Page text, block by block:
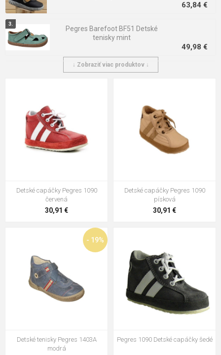
63,84 €
Pegres Barefoot BF51 Detské
tenisky mint
49,98 €
Pegres 1706 Bosé Detské zimné
Pegres Barefoot BF32 Detské
Pegres Barefoot BF56U Detské
Pegres O1702 Detské zimné
Pegres Barefoot SBF62 Detské
tenisky hnedé
Pegres O1702 Detské zimné
topánky šedé
54,18 €
↓ Zobraziť viac produktov ↓
Detské capáčky Pegres 1090
červená
30,91 €
Detské capáčky Pegres 1090
písková
30,91 €
- 19%
Detské tenisky Pegres 1403A
modrá
Pegres 1090 Detské capáčky šedé